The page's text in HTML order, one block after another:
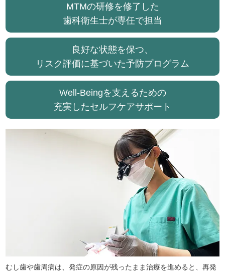
MTMの研修を修了した
歯科衛生士が専任で担当
良好な状態を保つ、
リスク評価に基づいた予防プログラム
Well-Beingを支えるための
充実したセルフケアサポート
むし歯や歯周病は、発症の原因が残ったまま治療を進めると、再発